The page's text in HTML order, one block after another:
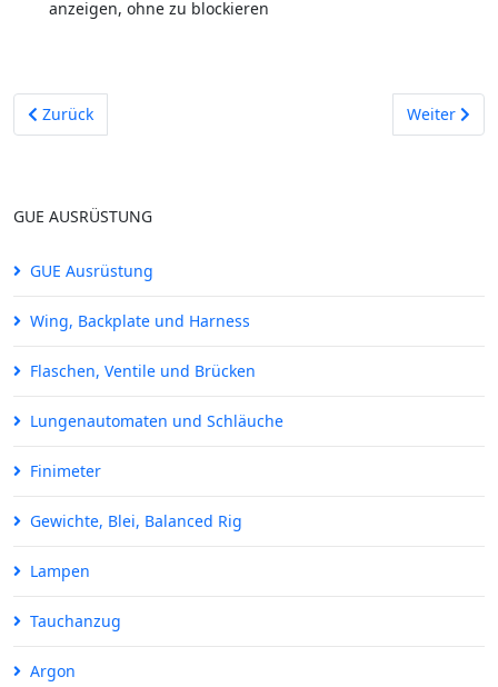
anzeigen, ohne zu blockieren
Vorheriger Beitrag: Argon
Zurück Nächster
Weiter
GUE AUSRÜSTUNG
GUE Ausrüstung
Wing, Backplate und Harness
Flaschen, Ventile und Brücken
Lungenautomaten und Schläuche
Finimeter
Gewichte, Blei, Balanced Rig
Lampen
Tauchanzug
Argon